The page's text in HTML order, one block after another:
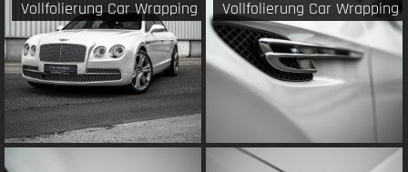
Vollfolierung Car Wrapping
Vollfolierung Car Wrapping